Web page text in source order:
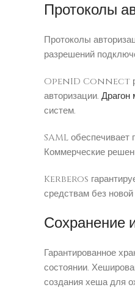
Протоколы
Протоколы
разрешений
OpenID Connect
авторизации.Драгон
систем.
SAML
Коммерческие
Kerberos
средствам без
Сохранение
Гарантированное
состоянии.
создания хеша для